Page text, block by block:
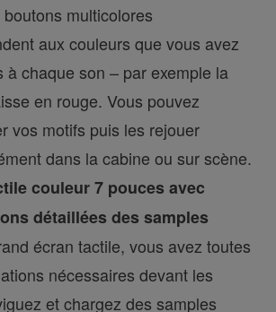
multicolores
aux couleurs que vous avez
à chaque son – par exemple la
en rouge. Vous pouvez
vos motifs puis les rejouer
dans la cabine ou sur scène.
couleur 7 pouces avec
détaillées des samples
écran tactile, vous avez toutes
nécessaires devant les
et chargez des samples